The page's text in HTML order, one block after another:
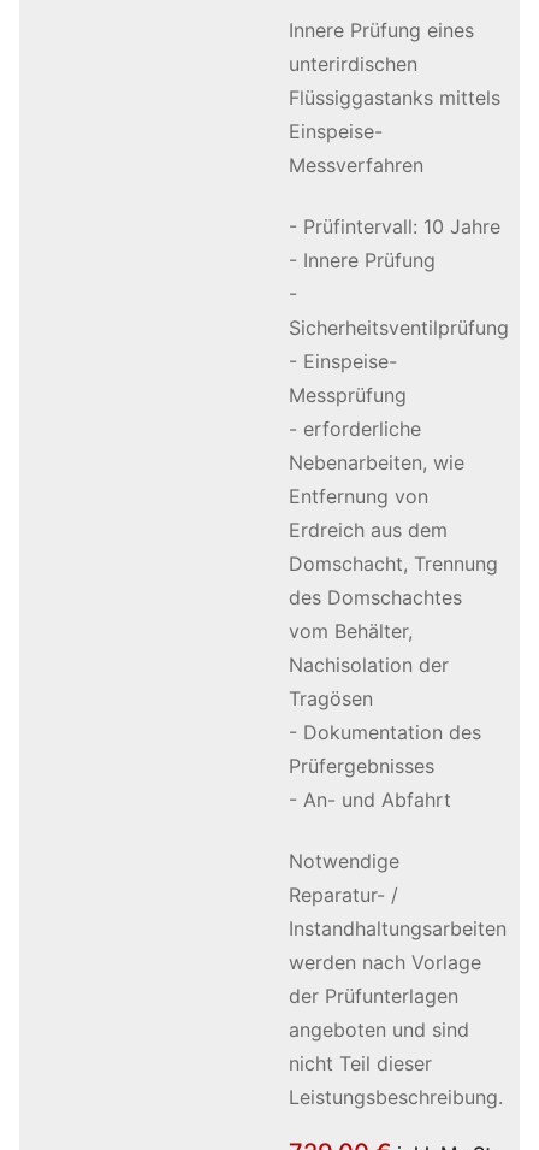
Innere Prüfung eines
unterirdischen
Flüssiggastanks mittels
Einspeise-
Messverfahren
- Prüfintervall: 10 Jahre
- Innere Prüfung
-
Sicherheitsventilprüfung
- Einspeise-
Messprüfung
- erforderliche
Nebenarbeiten, wie
Entfernung von
Erdreich aus dem
Domschacht, Trennung
des Domschachtes
vom Behälter,
Nachisolation der
Tragösen
- Dokumentation des
Prüfergebnisses
- An- und Abfahrt
Notwendige
Reparatur- /
Instandhaltungsarbeiten
werden nach Vorlage
der Prüfunterlagen
angeboten und sind
nicht Teil dieser
Leistungsbeschreibung.